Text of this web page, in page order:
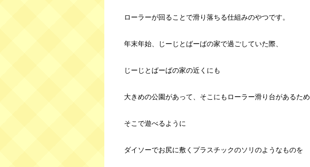
ローラーが回ることで滑り落ちる仕組みのやつです。
年末年始、じーじとばーばの家で過ごしていた際、
じーじとばーばの家の近くにも
大きめの公園があって、そこにもローラー滑り台があるため
そこで遊べるように
ダイソーでお尻に敷くプラスチックのソリのようなものを